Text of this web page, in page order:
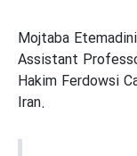
Mojtaba
Assistant
Hakim Ferdowsi
Iran.